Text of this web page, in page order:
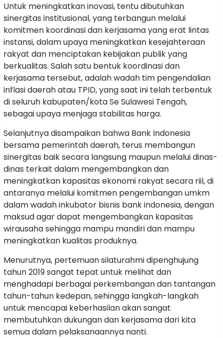
Untuk meningkatkan inovasi, tentu dibutuhkan
sinergitas institusional, yang terbangun melalui
komitmen koordinasi dan kerjasama yang erat lintas
instansi, dalam upaya meningkatkan kesejahteraan
rakyat dan menciptakan kebijakan publik yang
berkualitas. Salah satu bentuk koordinasi dan
kerjasama tersebut, adalah wadah tim pengendalian
inflasi daerah atau TPID, yang saat ini telah terbentuk
di seluruh kabupaten/kota Se Sulawesi Tengah,
sebagai upaya menjaga stabilitas harga.
Selanjutnya disampaikan bahwa Bank Indonesia
bersama pemerintah daerah, terus membangun
sinergitas baik secara langsung maupun melalui dinas-
dinas terkait dalam mengembangkan dan
meningkatkan kapasitas ekonomi rakyat secara riil, di
antaranya melalui komitmen pengembangan umkm
dalam wadah inkubator bisnis bank indonesia, dengan
maksud agar dapat mengembangkan kapasitas
wirausaha sehingga mampu mandiri dan mampu
meningkatkan kualitas produknya.
Menurutnya, pertemuan silaturahmi dipenghujung
tahun 2019 sangat tepat untuk melihat dan
menghadapi berbagai perkembangan dan tantangan
tahun-tahun kedepan, sehingga langkah-langkah
untuk mencapai keberhasilan akan sangat
membutuhkan dukungan dan kerjasama dari kita
semua dalam pelaksanaannya nanti.